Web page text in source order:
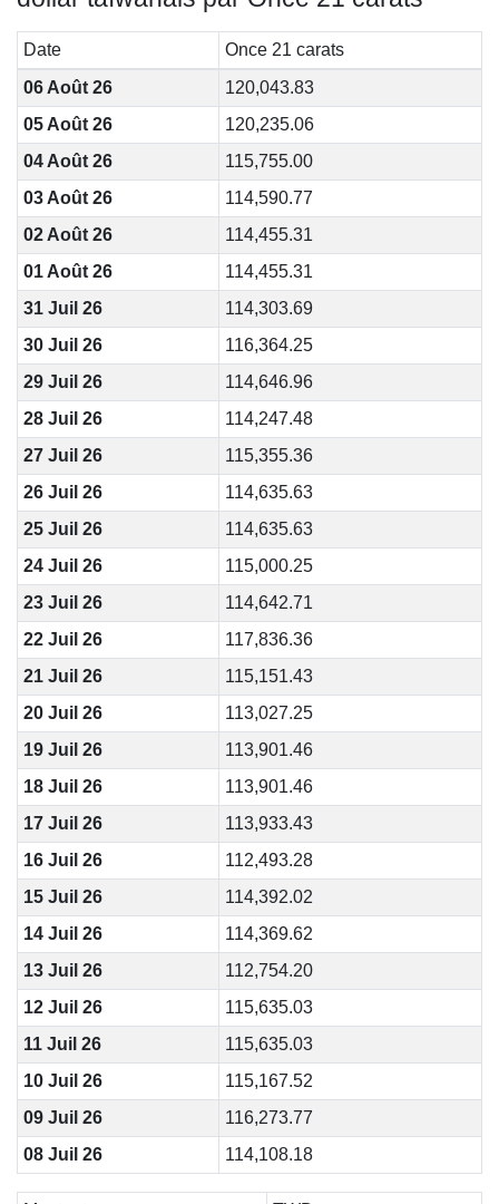
Date
Once 21 carats
06 Août 26
120,043.83
05 Août 26
120,235.06
04 Août 26
115,755.00
03 Août 26
114,590.77
02 Août 26
114,455.31
01 Août 26
114,455.31
31 Juil 26
114,303.69
30 Juil 26
116,364.25
29 Juil 26
114,646.96
28 Juil 26
114,247.48
27 Juil 26
115,355.36
26 Juil 26
114,635.63
25 Juil 26
114,635.63
24 Juil 26
115,000.25
23 Juil 26
114,642.71
22 Juil 26
117,836.36
21 Juil 26
115,151.43
20 Juil 26
113,027.25
19 Juil 26
113,901.46
18 Juil 26
113,901.46
17 Juil 26
113,933.43
16 Juil 26
112,493.28
15 Juil 26
114,392.02
14 Juil 26
114,369.62
13 Juil 26
112,754.20
12 Juil 26
115,635.03
11 Juil 26
115,635.03
10 Juil 26
115,167.52
09 Juil 26
116,273.77
08 Juil 26
114,108.18